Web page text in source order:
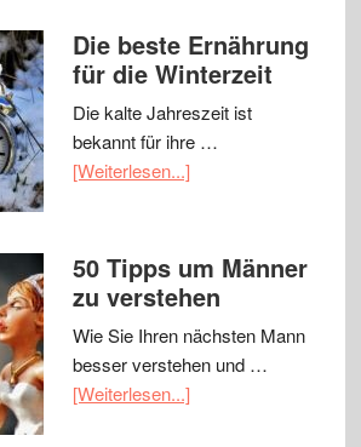
Die beste Ernährung
für die Winterzeit
Die kalte Jahreszeit ist
bekannt für ihre …
[Weiterlesen...]
50 Tipps um Männer
zu verstehen
Wie Sie Ihren nächsten Mann
besser verstehen und …
[Weiterlesen...]